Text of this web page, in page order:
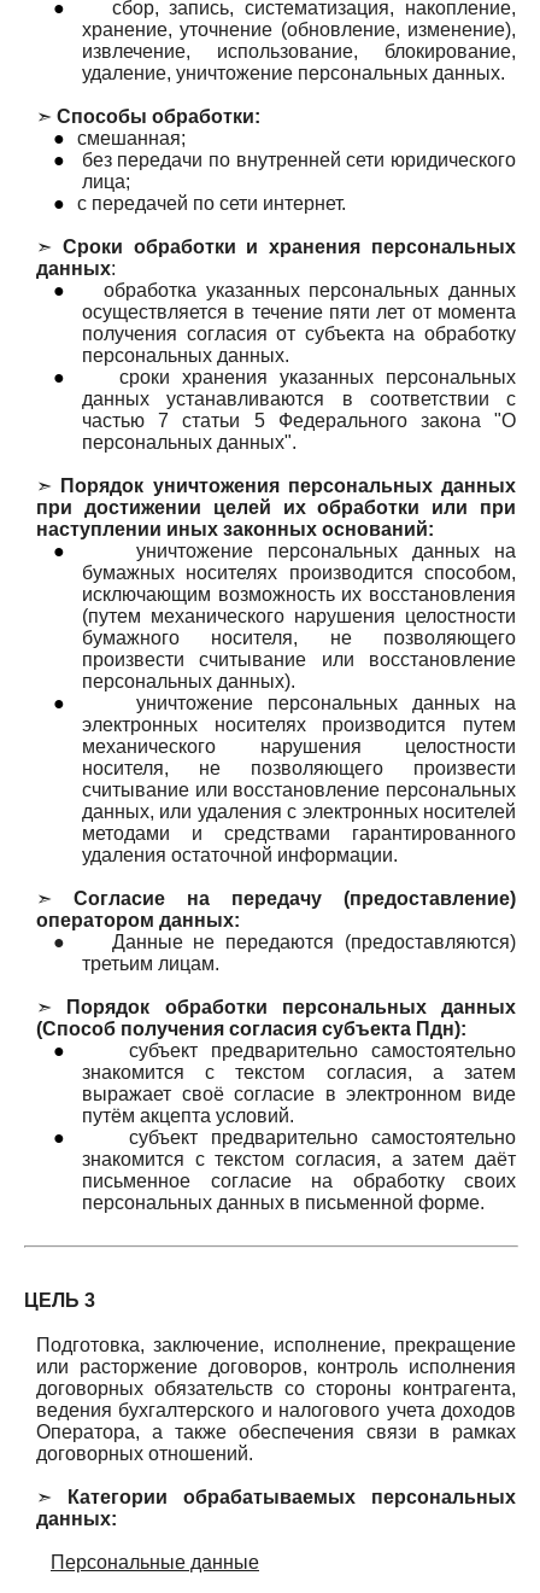
●
сбор, запись, систематизация, накопление,
хранение, уточнение (обновление, изменение),
извлечение, использование, блокирование,
удаление, уничтожение персональных данных.
➣ Способы обработки:
●
смешанная;
●
без передачи по внутренней сети юридического
лица;
●
с передачей по сети интернет.
➣ Сроки обработки и хранения персональных
данных:
●
обработка указанных персональных данных
осуществляется в течение пяти лет от момента
получения согласия от субъекта на обработку
персональных данных.
●
сроки хранения указанных персональных
данных устанавливаются в соответствии с
частью 7 статьи 5 Федерального закона "О
персональных данных".
➣
Порядок уничтожения персональных данных
при достижении целей их обработки или при
наступлении иных законных оснований:
●
уничтожение персональных данных на
бумажных носителях производится способом,
исключающим возможность их восстановления
(путем механического нарушения целостности
бумажного носителя, не позволяющего
произвести считывание или восстановление
персональных данных).
●
уничтожение персональных данных на
электронных носителях производится путем
механического нарушения целостности
носителя, не позволяющего произвести
считывание или восстановление персональных
данных, или удаления с электронных носителей
методами и средствами гарантированного
удаления остаточной информации.
➣ Согласие на передачу (предоставление)
оператором данных:
●
Данные не передаются (предоставляются)
третьим лицам.
➣
Порядок обработки персональных данных
(Способ получения согласия субъекта Пдн):
●
субъект предварительно самостоятельно
знакомится с текстом согласия, а затем
выражает своё согласие в электронном виде
путём акцепта условий.
●
субъект предварительно самостоятельно
знакомится с текстом согласия, а затем даёт
письменное согласие на обработку своих
персональных данных в письменной форме.
ЦЕЛЬ 3
Подготовка, заключение, исполнение, прекращение
или расторжение договоров, контроль исполнения
договорных обязательств со стороны контрагента,
ведения бухгалтерского и налогового учета доходов
Оператора, а также обеспечения связи в рамках
договорных отношений.
➣
Категории обрабатываемых персональных
данных:
Персональные данные